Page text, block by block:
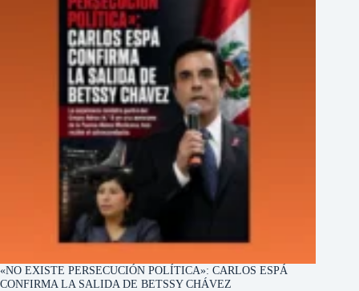
«NO EXISTE PERSECUCIÓN POLÍTICA»: CARLOS ESPÁ
CONFIRMA LA SALIDA DE BETSSY CHÁVEZ